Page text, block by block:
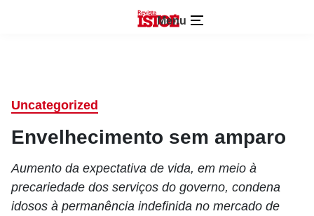
Menu
Uncategorized
Envelhecimento sem amparo
Aumento da expectativa de vida, em meio à
precariedade dos serviços do governo, condena
idosos à permanência indefinida no mercado de